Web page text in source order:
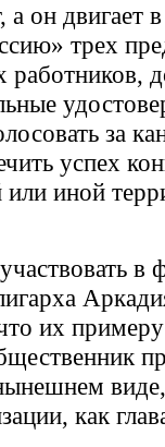
он двигает
трех
работников,
за
успех
иной
в
их
как